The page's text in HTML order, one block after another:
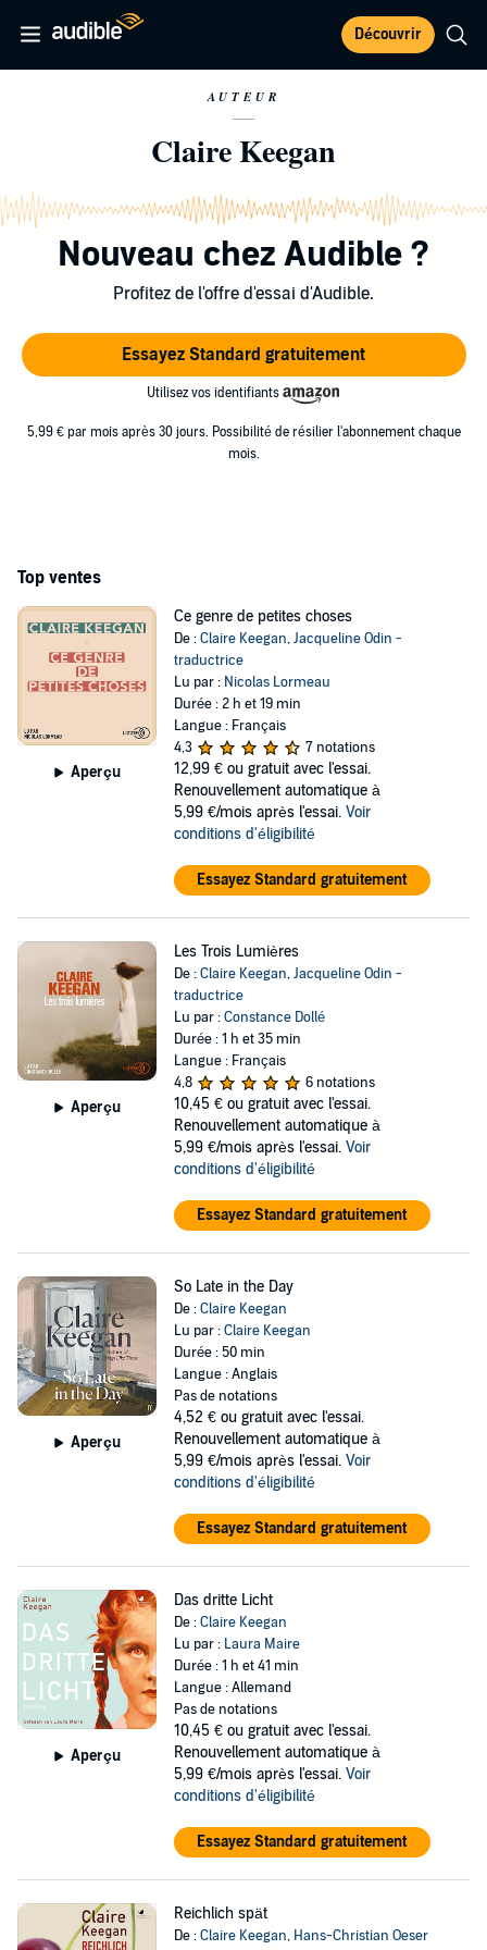
Découvrir
AUTEUR
Claire Keegan
Nouveau chez Audible ?
Profitez de l'offre d'essai d'Audible.
Essayez Standard gratuitement
Utilisez vos identifiants
5,99 € par mois après 30 jours. Possibilité de résilier l'abonnement chaque
mois.
Top ventes
Aperçu
Ce genre de petites choses
De :Claire Keegan,Jacqueline Odin -
traductrice
Lu par : Nicolas Lormeau
Durée : 2 h et 19 min
Langue : Français
4,3
7 notations
12,99 € ou gratuit avec l'essai.
Renouvellement automatique à
5,99 €/mois après l'essai. Voir
conditions d'éligibilité
Essayez Standard gratuitement
Aperçu
Les Trois Lumières
De :Claire Keegan,Jacqueline Odin -
traductrice
Lu par :Constance Dollé
Durée : 1 h et 35 min
Langue : Français
4,8
6 notations
10,45 € ou gratuit avec l'essai.
Renouvellement automatique à
5,99 €/mois après l'essai. Voir
conditions d'éligibilité
Essayez Standard gratuitement
Aperçu
So Late in the Day
De :Claire Keegan
Lu par :Claire Keegan
Durée : 50 min
Langue : Anglais
Pas de notations
4,52 € ou gratuit avec l'essai.
Renouvellement automatique à
5,99 €/mois après l'essai. Voir
conditions d'éligibilité
Essayez Standard gratuitement
Aperçu
Das dritte Licht
De :Claire Keegan
Lu par : Laura Maire
Durée : 1 h et 41 min
Langue : Allemand
Pas de notations
10,45 € ou gratuit avec l'essai.
Renouvellement automatique à
5,99 €/mois après l'essai. Voir
conditions d'éligibilité
Essayez Standard gratuitement
Reichlich spät
De :Claire Keegan, Hans-Christian Oeser